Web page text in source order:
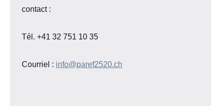
contact :
Tél. +41 32 751 10 35
Courriel : info@paref2520.ch